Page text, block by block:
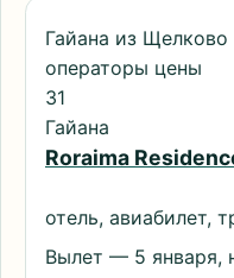
Гайана из
операторы цены
31
Гайана
Roraima
отель, авиабилет,
Вылет — 5 января,